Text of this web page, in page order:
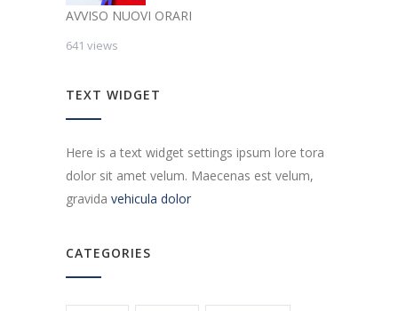
AVVISO NUOVI ORARI
641 views
TEXT WIDGET
Here is a text widget settings ipsum lore tora
dolor sit amet velum. Maecenas est velum,
gravida vehicula dolor
CATEGORIES